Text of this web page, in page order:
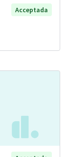
Acceptada